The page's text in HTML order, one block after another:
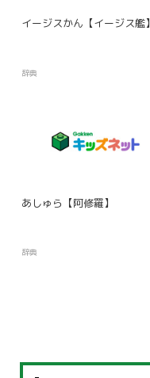
イージスかん【イージス艦】
辞典
あしゅら【阿修羅】
辞典